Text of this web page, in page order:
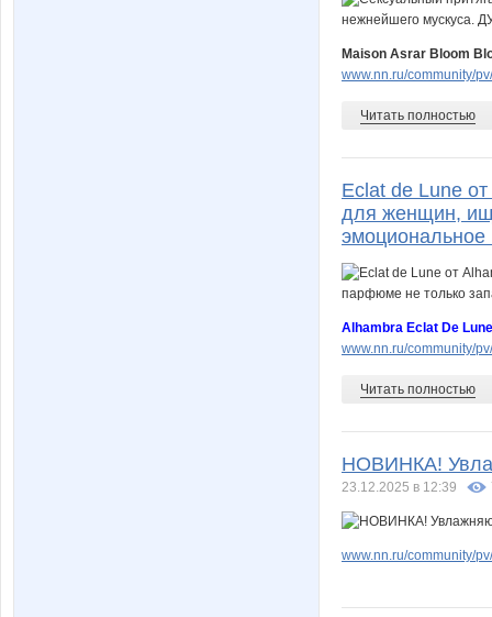
Maison Asrar Bloom
www.nn.ru/community/
Читать полностью
Eclat de Lune
для женщин,
эмоциональное
Alhambra Eclat De
www.nn.ru/community/
Читать полностью
НОВИНКА!
23.12.2025 в 12:39
www.nn.ru/community/